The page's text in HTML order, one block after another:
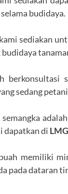
budidaya.
sediakan
berkonsultasi
sedang
semangka
dapatkan di
memiliki
pada dataran